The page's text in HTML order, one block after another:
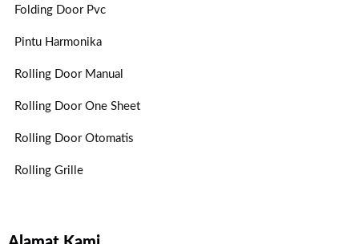
Folding Door Pvc
Pintu Harmonika
Rolling Door Manual
Rolling Door One Sheet
Rolling Door Otomatis
Rolling Grille